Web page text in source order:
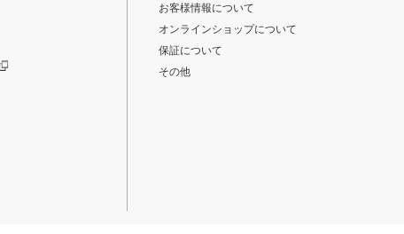
お客様情報について
オンラインショップについて
保証について
その他